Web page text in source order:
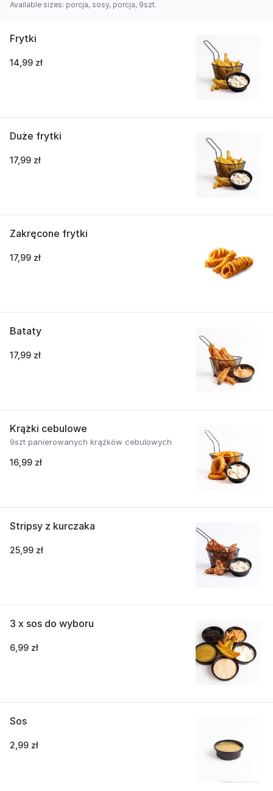
Available sizes: porcja, sosy, porcja, 9szt.
Frytki
14,99 zł
Duże frytki
17,99 zł
Zakręcone frytki
17,99 zł
Bataty
17,99 zł
Krążki cebulowe
9szt panierowanych krążków cebulowych
16,99 zł
Stripsy z kurczaka
25,99 zł
3 x sos do wyboru
6,99 zł
Sos
2,99 zł